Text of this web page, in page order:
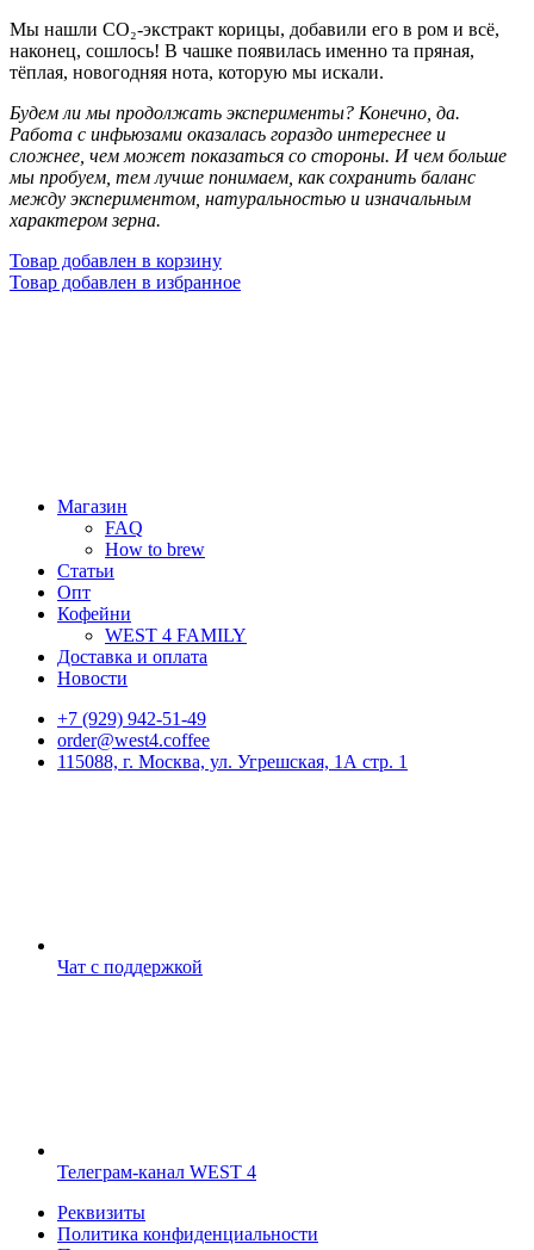
Мы нашли CO₂-экстракт корицы, добавили его в ром и всё,
наконец, сошлось! В чашке появилась именно та пряная,
тёплая, новогодняя нота, которую мы искали.
Будем ли мы продолжать эксперименты? Конечно, да.
Работа с инфьюзами оказалась гораздо интереснее и
сложнее, чем может показаться со стороны. И чем больше
мы пробуем, тем лучше понимаем, как сохранить баланс
между экспериментом, натуральностью и изначальным
характером зерна.
Товар добавлен в корзину
Товар добавлен в избранное
Магазин
FAQ
How to brew
Статьи
Опт
Кофейни
WEST 4 FAMILY
Доставка и оплата
Новости
+7 (929) 942-51-49
order@west4.coffee
115088, г. Москва, ул. Угрешская, 1А стр. 1
Чат с поддержкой
Телеграм-канал WEST 4
Реквизиты
Политика конфиденциальности